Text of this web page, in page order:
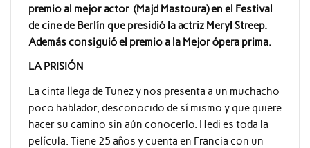
premio al mejor actor (Majd Mastoura) en el Festival
de cine de Berlín que presidió la actriz Meryl Streep.
Además consiguió el premio a la Mejor ópera prima.
LA PRISIÓN
La cinta llega de Tunez y nos presenta a un muchacho
poco hablador, desconocido de sí mismo y que quiere
hacer su camino sin aún conocerlo. Hedi es toda la
película. Tiene 25 años y cuenta en Francia con un